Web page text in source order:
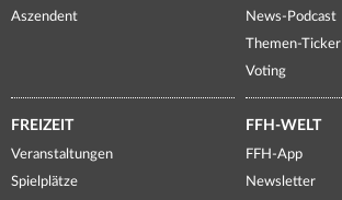
Aszendent
News-Podcast
Themen-Ticker
Voting
FREIZEIT
Veranstaltungen
Spielplätze
FFH-WELT
FFH-App
Newsletter